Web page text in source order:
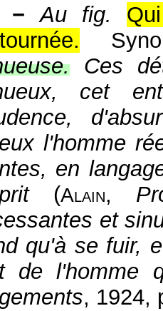
−
Au fig.
Ces
cet
l'homme
en
(Alain,
et
qu'à se fuir,
de l'homme
, 1924,